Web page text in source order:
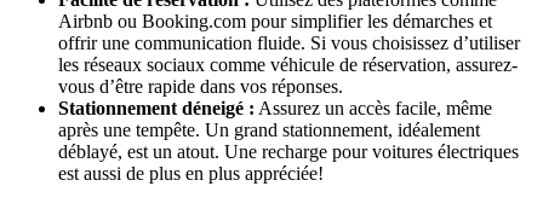
Airbnb ou Booking.com pour simplifier les démarches et
offrir une communication fluide. Si vous choisissez d’utiliser
les réseaux sociaux comme véhicule de réservation, assurez-
vous d’être rapide dans vos réponses.
Stationnement déneigé : Assurez un accès facile, même
après une tempête. Un grand stationnement, idéalement
déblayé, est un atout. Une recharge pour voitures électriques
est aussi de plus en plus appréciée!